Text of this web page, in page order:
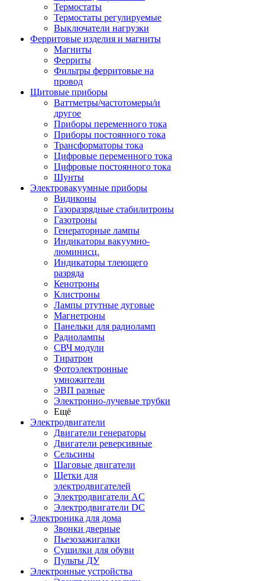
Термостаты
Термостаты регулируемые
Выключатели нагрузки
Ферритовые изделия и магниты
Магниты
Ферриты
Фильтры ферритовые на
провод
Щитовые приборы
Ваттметры/частотомеры/и
другое
Приборы переменного тока
Приборы постоянного тока
Трансформаторы тока
Цифровые переменного тока
Цифровые постоянного тока
Шунты
Электровакуумные приборы
Видиконы
Газоразрядные стабилитроны
Газотроны
Генераторные лампы
Индикаторы вакуумно-
люминисц.
Индикаторы тлеющего
разряда
Кенотроны
Клистроны
Лампы ртутные дуговые
Магнетроны
Панельки для радиоламп
Радиолампы
СВЧ модули
Тиратрон
Фотоэлектронные
умножители
ЭВП разные
Электронно-лучевые трубки
Ещё
Электродвигатели
Двигатели генераторы
Двигатели реверсивные
Сельсины
Шаговые двигатели
Щетки для
электродвигателей
Электродвигатели AC
Электродвигатели DC
Электроника для дома
Звонки дверные
Пьезозажигалки
Сушилки для обуви
Пульты ДУ
Электронные устройства